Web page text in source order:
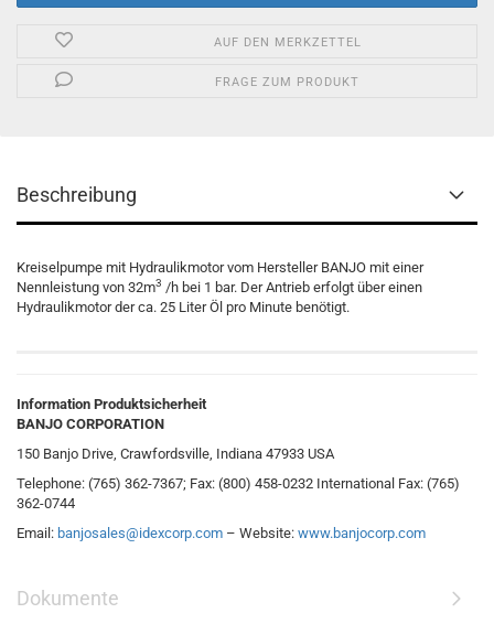
AUF DEN MERKZETTEL
FRAGE ZUM PRODUKT
Beschreibung
Kreiselpumpe mit Hydraulikmotor vom Hersteller BANJO mit einer
Nennleistung von 32m3 /h bei 1 bar. Der Antrieb erfolgt über einen
Hydraulikmotor der ca. 25 Liter Öl pro Minute benötigt.
Information Produktsicherheit
BANJO CORPORATION
150 Banjo Drive, Crawfordsville, Indiana 47933 USA
Telephone: (765) 362-7367; Fax: (800) 458-0232 International Fax: (765)
362-0744
Email: banjosales@idexcorp.com – Website: www.banjocorp.com
Dokumente